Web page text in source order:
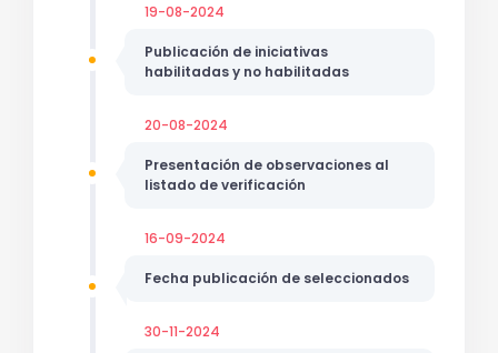
19-08-2024
Publicación de iniciativas
habilitadas y no habilitadas
20-08-2024
Presentación de observaciones al
listado de verificación
16-09-2024
Fecha publicación de seleccionados
30-11-2024